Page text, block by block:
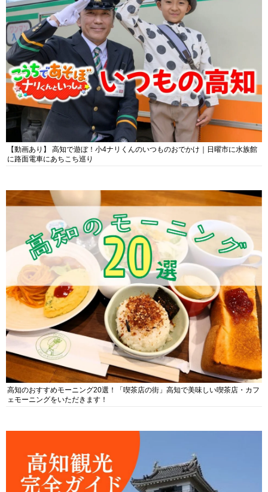
【動画あり】 高知で遊ぼ！小4ナリくんのいつものおでかけ｜日曜市に水族館
に路面電車にあちこち巡り
高知のおすすめモーニング20選！「喫茶店の街」高知で美味しい喫茶店・カフ
ェモーニングをいただきます！